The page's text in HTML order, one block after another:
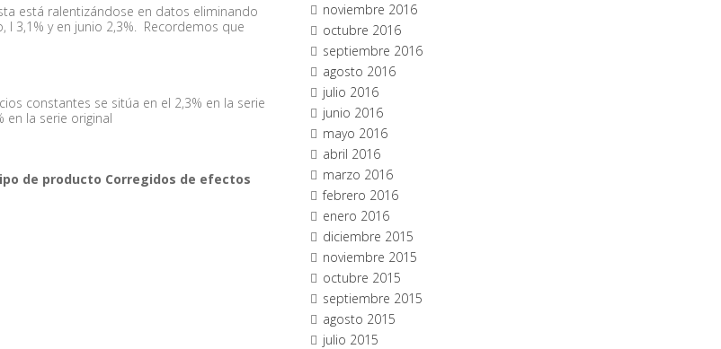
está ralentizándose en datos eliminando
l 3,1% y en junio 2,3%. Recordemos que
constantes se sitúa en el 2,3% en la serie
en la serie original
de producto Corregidos de efectos
noviembre 2016
octubre 2016
septiembre 2016
agosto 2016
julio 2016
junio 2016
mayo 2016
abril 2016
marzo 2016
febrero 2016
enero 2016
diciembre 2015
noviembre 2015
octubre 2015
septiembre 2015
agosto 2015
julio 2015